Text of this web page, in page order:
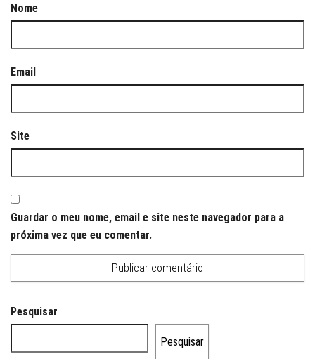
Nome
Email
Site
Guardar o meu nome, email e site neste navegador para a
próxima vez que eu comentar.
Pesquisar
Pesquisar